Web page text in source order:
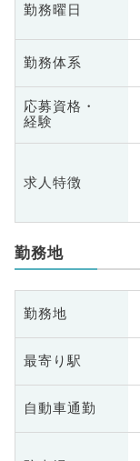
勤務曜日
勤務体系
応募資格・
経験
求人特徴
勤務地
勤務地
最寄り駅
自動車通勤